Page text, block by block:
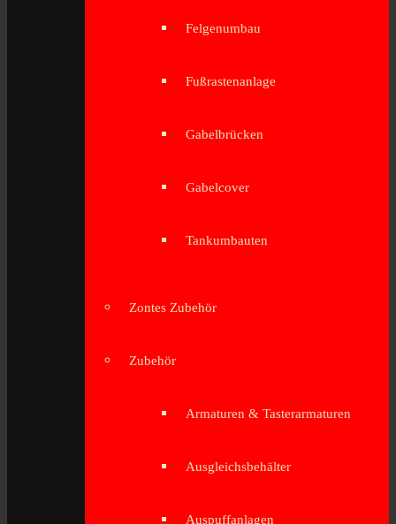
Felgenumbau
Fußrastenanlage
Gabelbrücken
Gabelcover
Tankumbauten
Zontes Zubehör
Zubehör
Armaturen & Tasterarmaturen
Ausgleichsbehälter
Auspuffanlagen